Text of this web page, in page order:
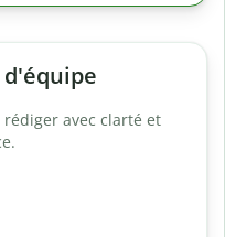
avec clarté et